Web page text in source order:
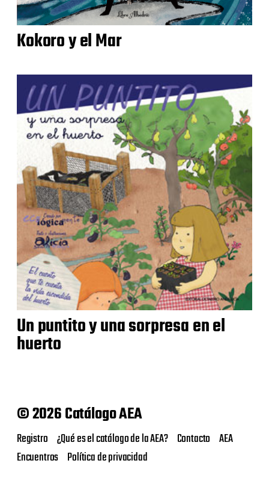
Kokoro y el Mar
Un puntito y una sorpresa en el
huerto
© 2026 Catálogo AEA
Registro ¿Qué es el catálogo de la AEA? Contacto AEA
Encuentros Política de privacidad